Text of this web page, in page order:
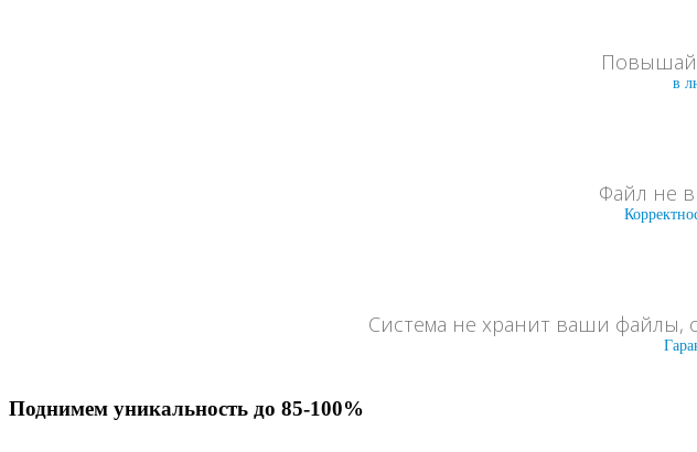
в
Файл не
Система не хранит ваши файлы,
Поднимем уникальность до 85-100%